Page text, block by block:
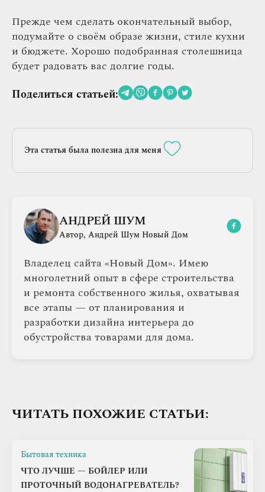
Прежде чем сделать окончательный выбор,
подумайте о своём образе жизни, стиле кухни
и бюджете. Хорошо подобранная столешница
будет радовать вас долгие годы.
Поделиться статьей:
Эта статья была полезна для меня
АНДРЕЙ ШУМ
Автор, Андрей Шум Новый Дом
Владелец сайта «Новый Дом». Имею
многолетний опыт в сфере строительства
и ремонта собственного жилья, охватывая
все этапы — от планирования и
разработки дизайна интерьера до
обустройства товарами для дома.
ЧИТАТЬ ПОХОЖИЕ СТАТЬИ:
Бытовая техника
ЧТО ЛУЧШЕ — БОЙЛЕР ИЛИ
ПРОТОЧНЫЙ ВОДОНАГРЕВАТЕЛЬ?